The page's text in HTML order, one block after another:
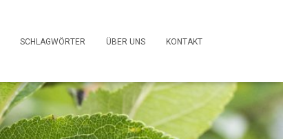
SCHLAGWÖRTER ÜBER UNS KONTAKT